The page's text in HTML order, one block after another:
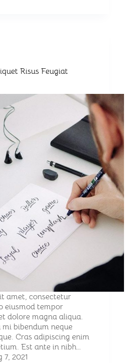
Risus Feugiat
amet, consectetur
eiusmod tempor
dolore magna aliqua.
bibendum neque
Cras adipiscing enim
Est ante in nibh…
7, 2021